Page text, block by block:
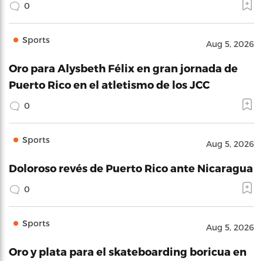
0
Sports Aug 5, 2026
Oro para Alysbeth Félix en gran jornada de
Puerto Rico en el atletismo de los JCC
0
Sports Aug 5, 2026
Doloroso revés de Puerto Rico ante Nicaragua
0
Sports Aug 5, 2026
Oro y plata para el skateboarding boricua en